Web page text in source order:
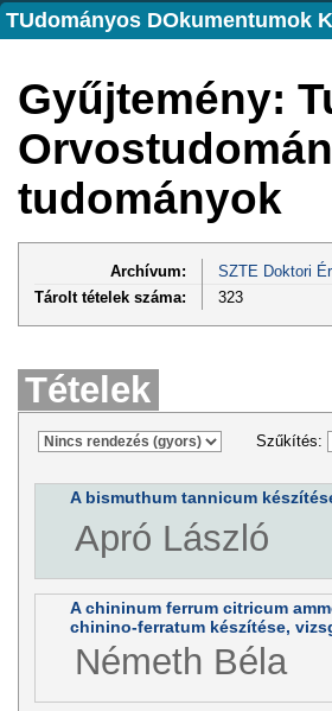
TUdományos DOkumentumok
Gyűjtemény:
tudományok
Archívum:
SZTE Doktori
Tárolt tételek száma:
323
Tételek
Szűkítés:
A bismuthum tannicum
Apró László
A chininum ferrum citricum
chinino-ferratum készítése,
Németh Béla